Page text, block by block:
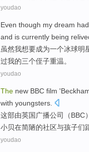
youdao
Even though my dream had
and is currently being
虽然我想要成为一个冰球明
过我的三个侄子重温。
youdao
The new BBC film '
with youngsters
这部由英国 广播公司（BBC
小贝在简陋的社区与孩子们
youdao